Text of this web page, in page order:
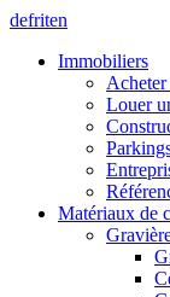
defriten
Immobiliers
Louer
Matériaux de